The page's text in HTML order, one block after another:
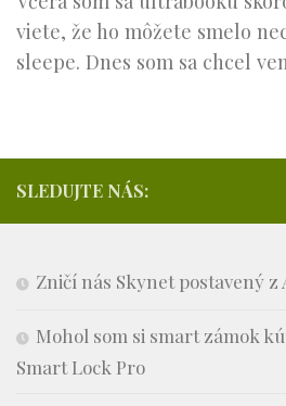
viete, že ho môžete smelo
sleepe. Dnes som sa chcel
SLEDUJTE NÁS:
Zničí nás Skynet postavený z
Mohol som si smart zámok
Smart Lock Pro